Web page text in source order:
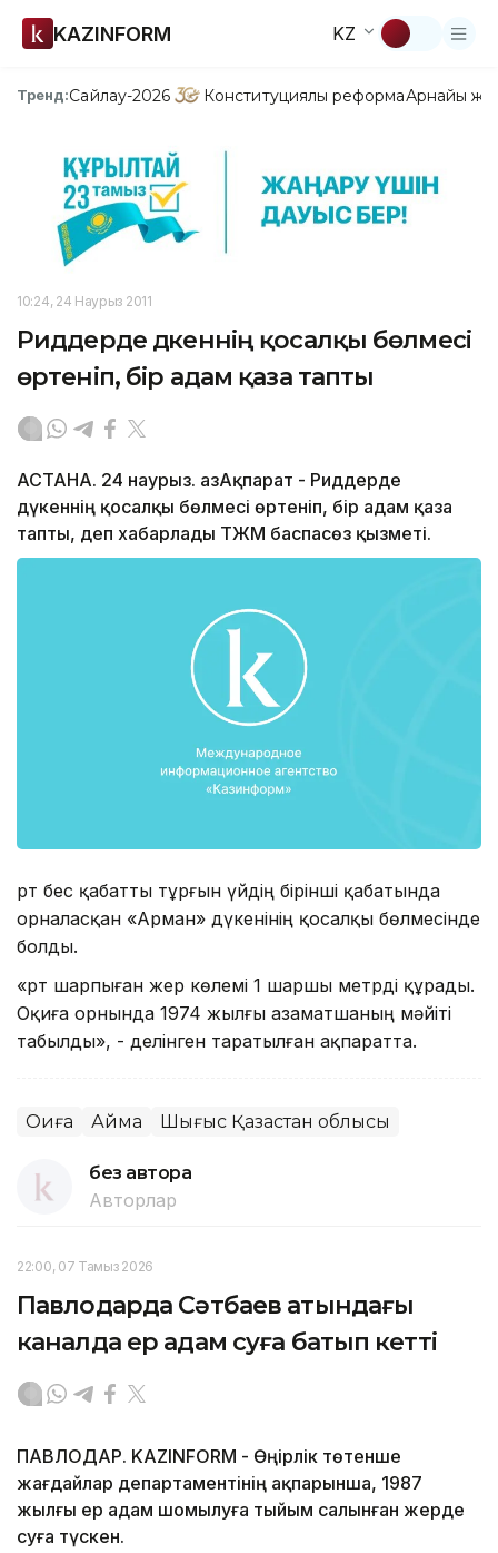
KAZINFORM KZ
Тренд:Сайлау-2026 Конституциялық реформаАрнайы
10:24, 24 Наурыз 2011
Риддерде дүкеннің қосалқы бөлмесі
өртеніп, бір адам қаза тапты
АСТАНА. 24 наурыз. ҚазАқпарат - Риддерде
дүкеннің қосалқы бөлмесі өртеніп, бір адам қаза
тапты, деп хабарлады ТЖМ баспасөз қызметі.
Өрт бес қабатты тұрғын үйдің бірінші қабатында
орналасқан «Арман» дүкенінің қосалқы бөлмесінде
болды.
«Өрт шарпыған жер көлемі 1 шаршы метрді құрады.
Оқиға орнында 1974 жылғы азаматшаның мәйіті
табылды», - делінген таратылған ақпаратта.
Оқиға Аймақ Шығыс Қазақстан облысы
без автора
Авторлар
22:00, 07 Тамыз 2026
Павлодарда Сәтбаев атындағы
каналда ер адам суға батып кетті
ПАВЛОДАР. KAZINFORM - Өңірлік төтенше
жағдайлар департаментінің ақпарынша, 1987
жылғы ер адам шомылуға тыйым салынған жерде
суға түскен.